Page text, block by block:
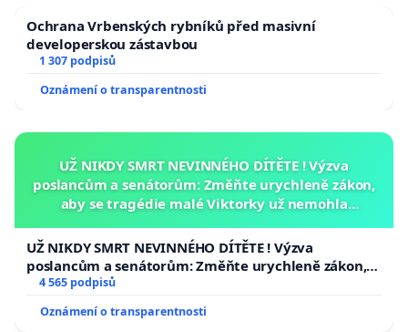
Tlapku na to!
Ochrana Vrbenských rybníků před masivní
developerskou zástavbou
1 307 podpisů
Oznámení o transparentnosti
UŽ NIKDY SMRT NEVINNÉHO DÍTĚTE ! Výzva
poslancům a senátorům: Změňte urychleně zákon,
aby se tragédie malé Viktorky už nemohla
UŽ NIKDY SMRT NEVINNÉHO DÍTĚTE ! Výzva
poslancům a senátorům: Změňte urychleně zákon,
aby se tragédie malé Viktorky už nemohla opakovat!
4 565 podpisů
Oznámení o transparentnosti